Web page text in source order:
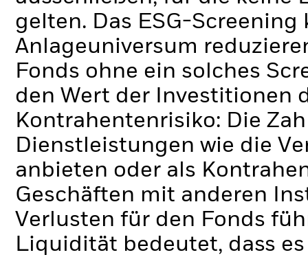
gelten. Das ESG-
Anlageuniversum
Fonds ohne ein solches
den Wert der Investitionen
Kontrahentenrisiko: Die
Dienstleistungen wie die
anbieten oder als
Geschäften mit anderen
Verlusten für den Fonds
Liquidität bedeutet, dass